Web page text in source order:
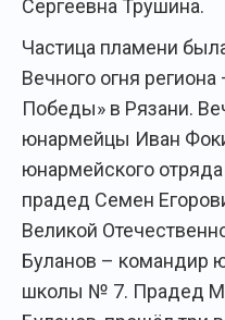
Сергеевна Трушина.
Частица пламени
Вечного огня
Победы» в Рязани.
юнармейцы Иван
юнармейского
прадед Семен
Великой
Буланов – командир
школы № 7. Прадед